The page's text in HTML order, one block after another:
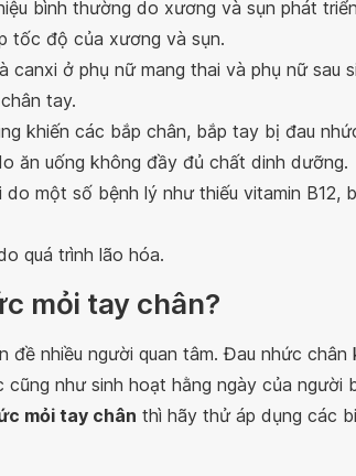
bình thường do xương và sụn phát
tốc độ của xương và sụn.
canxi ở phụ nữ mang thai và phụ nữ sau
tay.
khiến các bắp chân, bắp tay bị đau
ăn uống không đầy đủ chất dinh dưỡng.
một số bệnh lý như thiếu vitamin B12,
quá trình lão hóa.
mỏi tay chân?
đề nhiều người quan tâm. Đau nhức chân
như sinh hoạt hằng ngày của người
mỏi tay chân thì hãy thử áp dụng các